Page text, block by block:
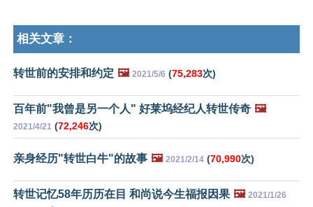
相关文章：
转世前的安排和约定 🖼️ 2021/5/6 (75,283次)
百年前"我曾是另一个人" 好莱坞经纪人转世传奇 🖼️
2021/4/21 (72,246次)
亲身经历"转世白牛"的故事 🖼️ 2021/2/14 (70,990次)
转世记忆58年历历在目 和尚说今生福报因果 🖼️ 2021/1/26